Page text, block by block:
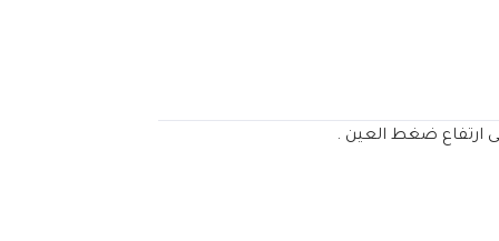
ارتفاع ضغط العين .